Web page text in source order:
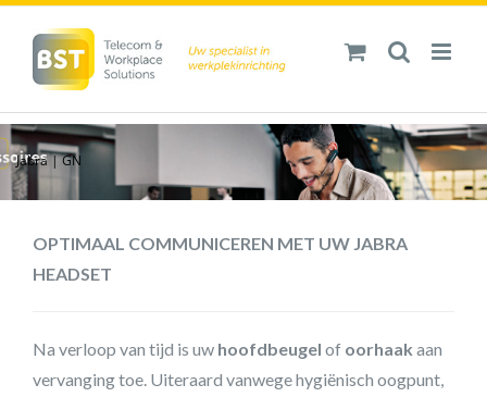
inhoud
Jabra | GN
OPTIMAAL COMMUNICEREN MET UW JABRA
HEADSET
Na verloop van tijd is uw hoofdbeugel of oorhaak aan
vervanging toe. Uiteraard vanwege hygiënisch oogpunt,